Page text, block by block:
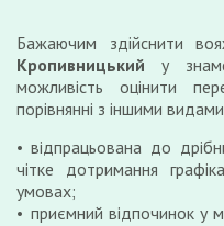
Бажаючим здійснити
Кропивницький у
можливість оцінити
порівнянні з іншими
відпрацьована до
чітке дотримання
умовах;
приємний відпочинок у